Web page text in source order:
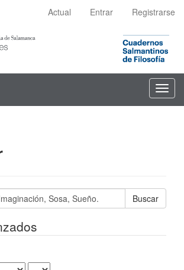
Actual Entrar Registrarse